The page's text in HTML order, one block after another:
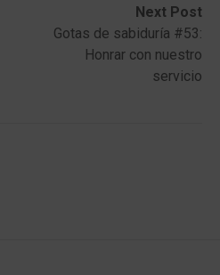
Next Post
Gotas de sabiduría #53:
Honrar con nuestro
servicio